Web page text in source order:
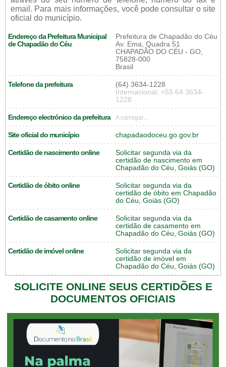
email. Para mais informações, você pode consultar o site
oficial do município.
Endereço da Prefeitura Municipal
de Chapadão do Céu
Prefeitura de Chapadão do Céu
Av. Ema, Quadra 51
CHAPADÃO DO CÉU - GO,
75828-000
Brasil
Telefone da prefeitura
(64) 3634-1228
Internacional: +55 64 3634-
1228
Endereço electrónico da prefeitura A carregar...
Site oficial do município chapadaodoceu.go.gov.br
Certidão de nascimento online
Solicitar segunda via da
certidão de nascimento em
Chapadão do Céu, Goiás (GO)
Certidão de óbito online
Solicitar segunda via da
certidão de óbito em Chapadão
do Céu, Goiás (GO)
Certidão de casamento online
Solicitar segunda via da
certidão de casamento em
Chapadão do Céu, Goiás (GO)
Certidão de imóvel online
Solicitar segunda via da
certidão de imóvel em
Chapadão do Céu, Goiás (GO)
SOLICITE ONLINE SEUS CERTIDÕES E
DOCUMENTOS OFICIAIS